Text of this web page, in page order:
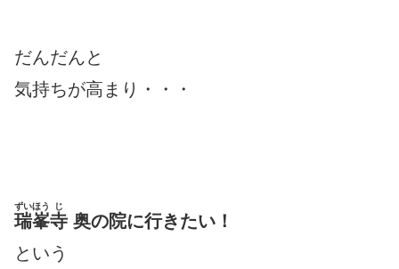
だんだんと
気持ちが高まり・・・
瑞峯
ずいほう
寺
じ
奥の院に行きたい！
という